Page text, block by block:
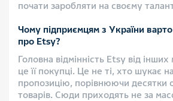
почати заробляти на своєму
Чому підприємцям з України
про Etsy?
Головна відмінність Etsy від
це її покупці. Це не ті, хто шукає
пропозицію, порівнюючи десятки
товарів. Сюди приходять не за